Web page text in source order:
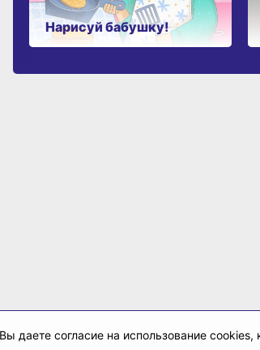
Нарисуй бабушку!
даете согласие на использование